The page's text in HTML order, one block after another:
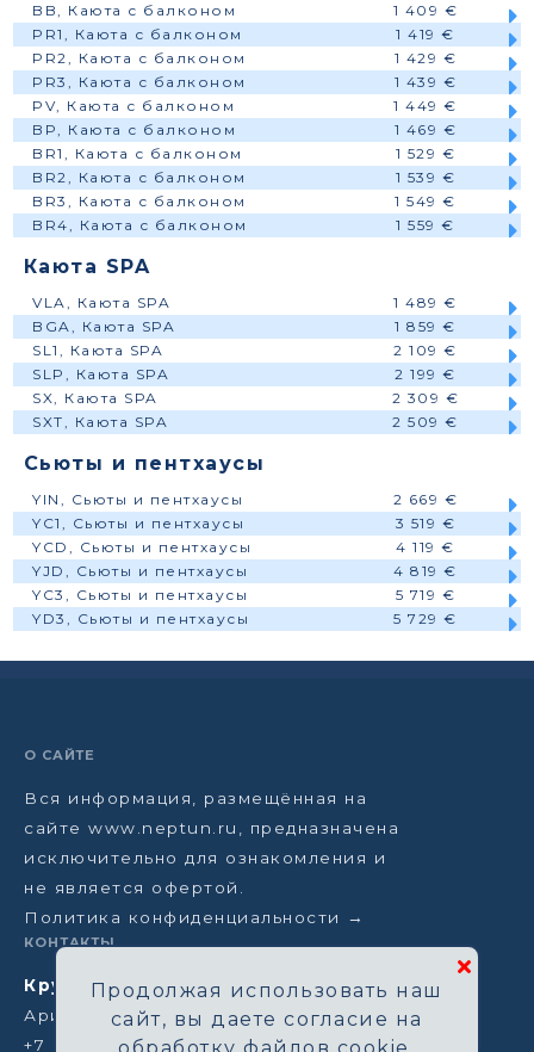
BB, Каюта с балконом
1 409 €
PR1, Каюта с балконом
1 419 €
PR2, Каюта с балконом
1 429 €
PR3, Каюта с балконом
1 439 €
PV, Каюта с балконом
1 449 €
BP, Каюта с балконом
1 469 €
BR1, Каюта с балконом
1 529 €
BR2, Каюта с балконом
1 539 €
BR3, Каюта с балконом
1 549 €
BR4, Каюта с балконом
1 559 €
Каюта SPA
VLA, Каюта SPA
1 489 €
BGA, Каюта SPA
1 859 €
SL1, Каюта SPA
2 109 €
SLP, Каюта SPA
2 199 €
SX, Каюта SPA
2 309 €
SXT, Каюта SPA
2 509 €
Сьюты и пентхаусы
YIN, Сьюты и пентхаусы
2 669 €
YC1, Сьюты и пентхаусы
3 519 €
YCD, Сьюты и пентхаусы
4 119 €
YJD, Сьюты и пентхаусы
4 819 €
YC3, Сьюты и пентхаусы
5 719 €
YD3, Сьюты и пентхаусы
5 729 €
О САЙТЕ
Вся информация, размещённая на
сайте www.neptun.ru, предназначена
исключительно для ознакомления и
не является офертой.
Политика конфиденциальности →
КОНТАКТЫ
Круизная компания Нептун
Аристарховский пер, 3/1, Москва
+7 (964) 583-14-96
Продолжая использовать наш
сайт, вы даете согласие на